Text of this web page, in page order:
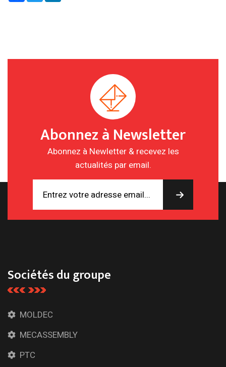
Abonnez à Newsletter
Abonnez à Newletter & recevez les
actualités par email.
Sociétés du groupe
MOLDEC
MECASSEMBLY
PTC